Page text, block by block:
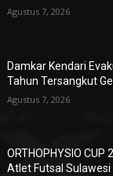
Agustus 7, 2026
Damkar Kendari
Tahun Tersangkut
Agustus 7, 2026
ORTHOPHYSIO CUP
Atlet Futsal Sulawesi